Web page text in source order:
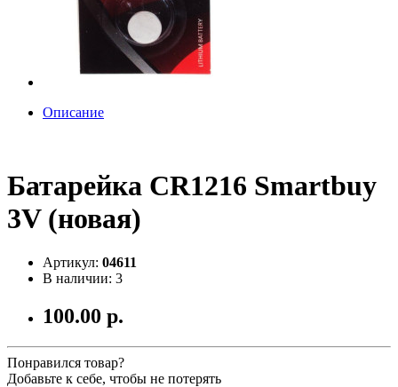
Описание
Батарейка CR1216 Smartbuy
3V (новая)
Артикул: 04611
В наличии: 3
100.00 р.
Понравился товар?
Добавьте к себе, чтобы не потерять